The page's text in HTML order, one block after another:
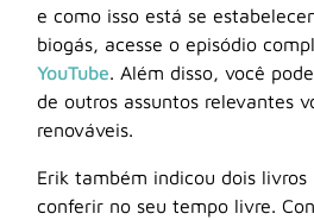
e como isso está se
biogás, acesse o episódio
YouTube. Além disso, você
de outros assuntos relevantes
renováveis.
Erik também indicou dois livros
conferir no seu tempo livre.